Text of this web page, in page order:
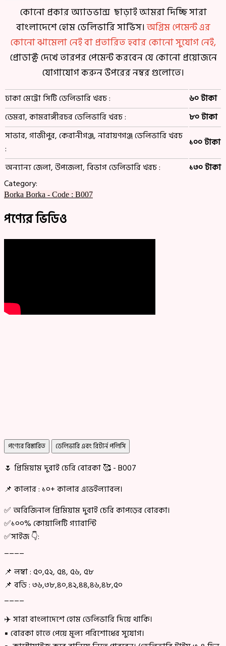
কোনো প্রকার অ্যাডভান্স ছাড়াই আমরা দিচ্ছি সারা
বাংলাদেশে হোম ডেলিভারি সার্ভিস।অগ্রিম পেমেন্ট এর
কোনো ঝামেলা নেই বা প্রতারিত হবার কোনো সুযোগ নেই,
প্রোডাক্ট দেখে তারপর পেমেন্ট করবেন যে কোনো প্রয়োজনে
যোগাযোগ করুন উপরের নম্বর গুলোতে।
ঢাকা মেট্রো সিটি ডেলিভারি খরচ :
৬০ টাকা
ডেমরা, কামরাঙ্গীরচর ডেলিভারি খরচ :
৮০ টাকা
সাভার, গাজীপুর, কেরানীগঞ্জ, নারায়ণগঞ্জ ডেলিভারি খরচ
:
১০০ টাকা
অন্যান্য জেলা, উপজেলা, বিভাগ ডেলিভারি খরচ :
১৩০ টাকা
Category:
Borka Borka - Code : B007
পণ্যের ভিডিও
পণ্যের বিস্তারিত ডেলিভারি এবং রিটার্ন পলিসি
🌷 প্রিমিয়াম দুবাই চেরি বোরকা 🥰 - B007
📌 কালার : ১০+ কালার এভেইল্যাবল।
✅ অরিজিনাল প্রিমিয়াম দুবাই চেরি কাপড়ের বোরকা।
✅১০০% কোয়ালিটি গ্যারান্টি
✅সাইজ 👇:
____
📌 লম্বা : ৫০,৫২, ৫৪, ৫৬, ৫৮
📌 বডি : ৩৬,৩৮,৪০,৪২,৪৪,৪৬,৪৮,৫০
____
✈️ সারা বাংলাদেশে হোম ডেলিভারি দিয়ে থাকি।
▪ বোরকা হাতে পেয়ে মূল্য পরিশোধের সুযোগ।